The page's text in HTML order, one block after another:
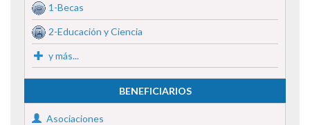
1-Becas
2-Educación y Ciencia
y más...
BENEFICIARIOS
Asociaciones